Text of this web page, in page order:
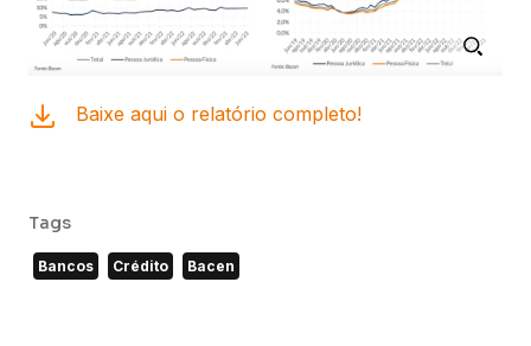
Baixe aqui o relatório completo!
Tags
Bancos Crédito Bacen